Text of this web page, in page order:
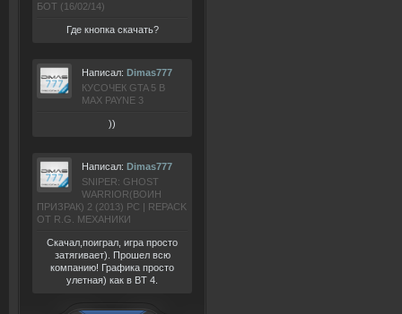
БОТ (16/02/14)
Где кнопка скачать?
Написал: Dimas777
КУСОЧЕК GTA 5 В
MAX PAYNE 3
))
Написал: Dimas777
SNIPER: GHOST
WARRIOR(ВОИН
ПРИЗРАК) 2 (2013) РС | REPACK
ОТ R.G. МЕХАНИКИ
Скачал,поиграл, игра просто
затягивает). Прошел всю
компанию! Графика просто
улетная) как в BT 4.